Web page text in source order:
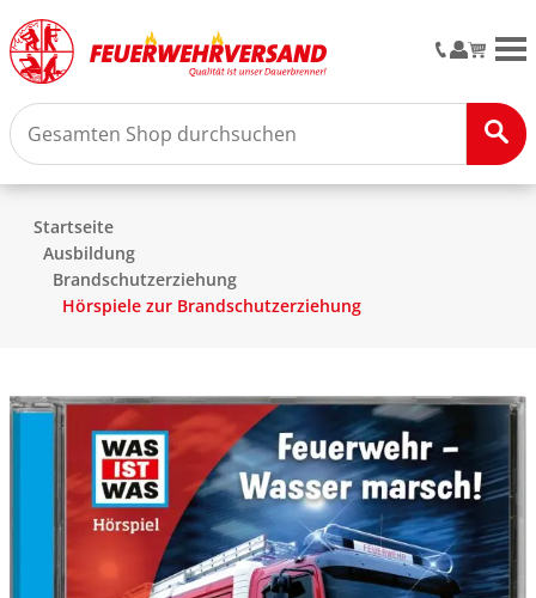
Startseite
Ausbildung
Brandschutzerziehung
Hörspiele zur Brandschutzerziehung